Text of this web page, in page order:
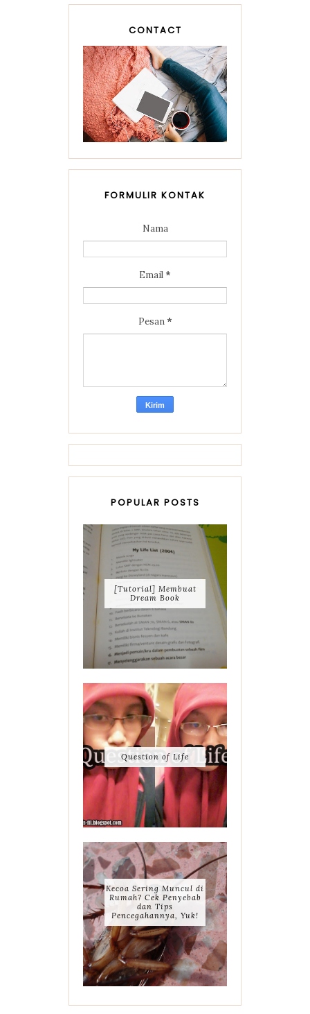
CONTACT
FORMULIR KONTAK
Nama
Email *
Pesan *
POPULAR POSTS
[Tutorial] Membuat
Dream Book
Question of Life
Kecoa Sering Muncul di
Rumah? Cek Penyebab
dan Tips
Pencegahannya, Yuk!